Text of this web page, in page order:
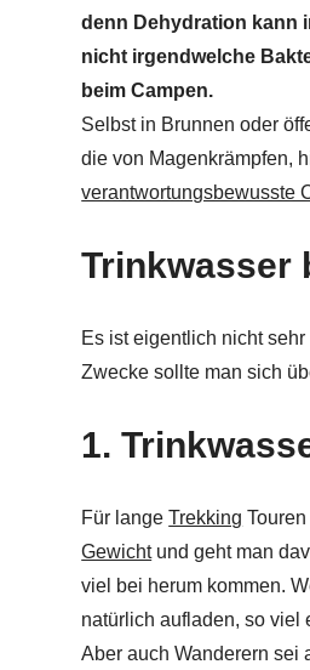
denn Dehydration kann
nicht irgendwelche
beim Campen.
Selbst in Brunnen oder
die von Magenkrämpfen,
verantwortungsbewusste
Trinkwasser
Es ist eigentlich nicht
Zwecke sollte man sich
1.
Für langeTrekking
Gewichtund geht man
viel bei herum kommen.
natürlich aufladen, so viel
Aber auch Wanderern sei